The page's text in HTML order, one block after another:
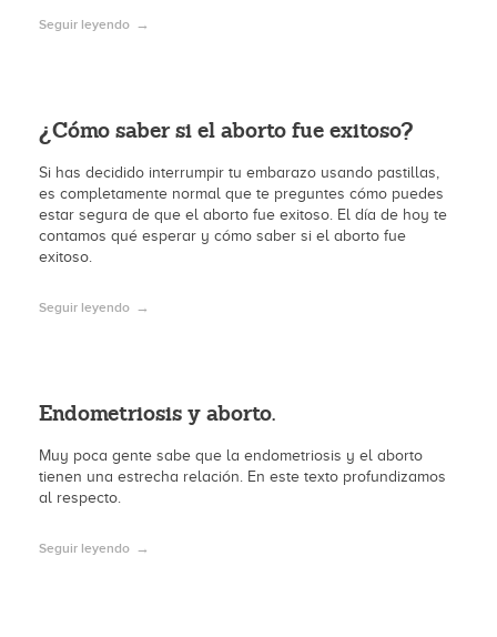
Seguir leyendo
¿Cómo saber si el aborto fue exitoso?
Si has decidido interrumpir tu embarazo usando pastillas,
es completamente normal que te preguntes cómo puedes
estar segura de que el aborto fue exitoso. El día de hoy te
contamos qué esperar y cómo saber si el aborto fue
exitoso.
Seguir leyendo
Endometriosis y aborto.
Muy poca gente sabe que la endometriosis y el aborto
tienen una estrecha relación. En este texto profundizamos
al respecto.
Seguir leyendo